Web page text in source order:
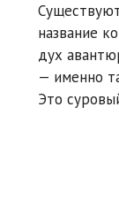
название
дух
— именно
Это